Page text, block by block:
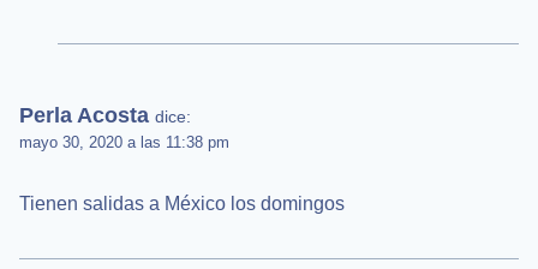
Perla Acosta dice:
mayo 30, 2020 a las 11:38 pm
Tienen salidas a México los domingos